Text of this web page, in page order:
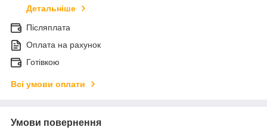
Детальніше
Післяплата
Оплата на рахунок
Готівкою
Всі умови оплати
Умови повернення